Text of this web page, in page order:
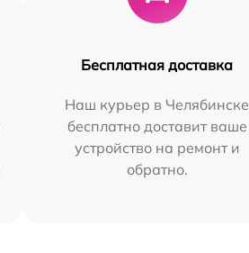
Бесплатная доставка
Наш курьер в Челябинске
бесплатно доставит ваше
устройство на ремонт и
обратно.